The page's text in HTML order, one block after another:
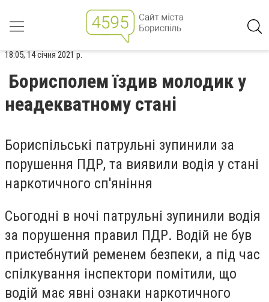
18:05, 14 січня 2021 р.
Борисполем їздив молодик у
неадекватному стані
Бориспільські патрульні зупинили за
порушення ПДР, та виявили водія у стані
наркотичного сп'яніння
Сьогодні в ночі патрульні зупинили водія
за порушення правил ПДР. Водій не був
пристебнутий ременем безпеки, а під час
спілкування інспектори помітили, що
водій має явні ознаки наркотичного